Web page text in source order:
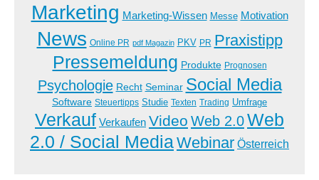
Marketing Marketing-Wissen Messe Motivation
News Online PR pdf Magazin PKV PR Praxistipp
Pressemeldung Produkte Prognosen
Psychologie Recht Seminar Social Media
Software Steuertipps Studie Texten Trading Umfrage
Verkauf Verkaufen Video Web 2.0Web
2.0 / Social MediaWebinar Österreich